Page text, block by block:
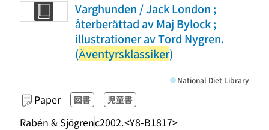
Varghunden / Jack London ;
återberättad av Maj Bylock ;
illustrationer av Tord Nygren.
(Äventyrsklassiker)
Paper 図書 児童書
Rabén & Sjögrenc2002.<Y8-B1817>
National Diet Library